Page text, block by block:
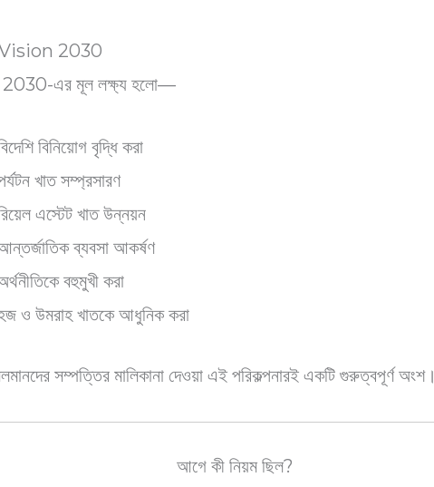
2030
এর মূল লক্ষ্য হলো—
বিনিয়োগ বৃদ্ধি করা
খাত সম্প্রসারণ
এস্টেট খাত উন্নয়ন
ব্যবসা আকর্ষণ
বহুমুখী করা
ও উমরাহ খাতকে আধুনিক করা
সম্পত্তির মালিকানা দেওয়া এই পরিকল্পনারই একটি গুরুত্বপূর্ণ অংশ।
আগে কী নিয়ম ছিল?